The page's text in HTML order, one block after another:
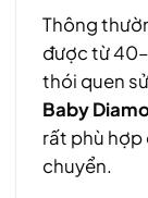
Thông
được từ
thói quen
Baby
rất phù hợp
chuyển.